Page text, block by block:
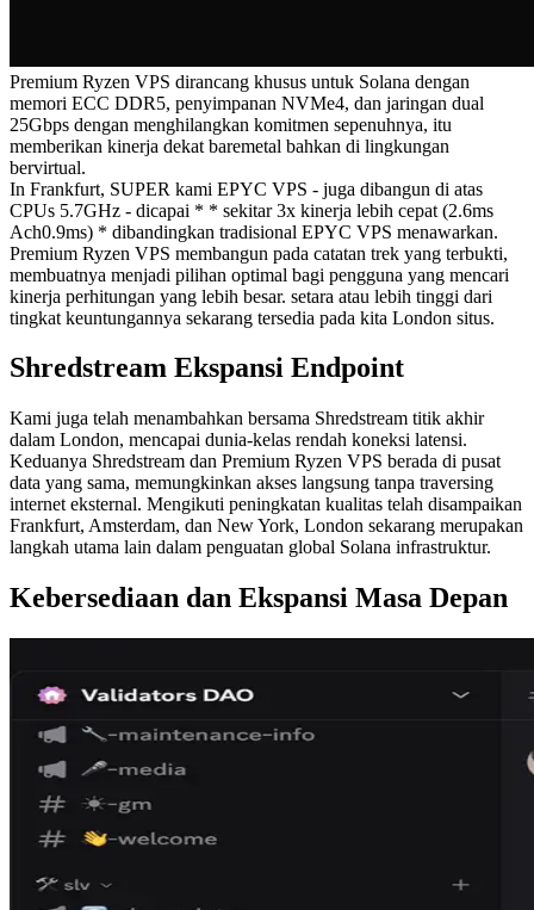
Premium Ryzen VPS dirancang khusus untuk Solana dengan
memori ECC DDR5, penyimpanan NVMe4, dan jaringan dual
25Gbps dengan menghilangkan komitmen sepenuhnya, itu
memberikan kinerja dekat baremetal bahkan di lingkungan
bervirtual.
In Frankfurt, SUPER kami EPYC VPS - juga dibangun di atas
CPUs 5.7GHz - dicapai * * sekitar 3x kinerja lebih cepat (2.6ms
Ach0.9ms) * dibandingkan tradisional EPYC VPS menawarkan.
Premium Ryzen VPS membangun pada catatan trek yang terbukti,
membuatnya menjadi pilihan optimal bagi pengguna yang mencari
kinerja perhitungan yang lebih besar. setara atau lebih tinggi dari
tingkat keuntungannya sekarang tersedia pada kita London situs.
Shredstream Ekspansi Endpoint
Kami juga telah menambahkan bersama Shredstream titik akhir
dalam London, mencapai dunia-kelas rendah koneksi latensi.
Keduanya Shredstream dan Premium Ryzen VPS berada di pusat
data yang sama, memungkinkan akses langsung tanpa traversing
internet eksternal. Mengikuti peningkatan kualitas telah disampaikan
Frankfurt, Amsterdam, dan New York, London sekarang merupakan
langkah utama lain dalam penguatan global Solana infrastruktur.
Kebersediaan dan Ekspansi Masa Depan